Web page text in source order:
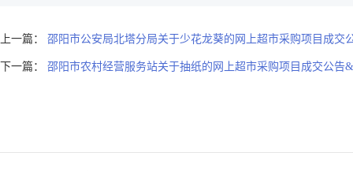
上一篇： 邵阳市公安局北塔分局关于少花龙葵的网上超市采购项目成交
下一篇： 邵阳市农村经营服务站关于抽纸的网上超市采购项目成交公告